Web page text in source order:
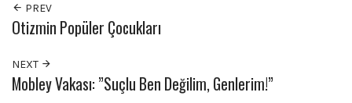
PREV
Otizmin Popüler Çocukları
NEXT
Mobley Vakası: ”Suçlu Ben Değilim, Genlerim!”